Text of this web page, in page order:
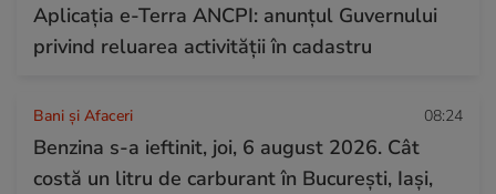
Aplicația e-Terra ANCPI: anunțul Guvernului
privind reluarea activității în cadastru
Bani și Afaceri 08:24
Benzina s-a ieftinit, joi, 6 august 2026. Cât
costă un litru de carburant în București, Iași,